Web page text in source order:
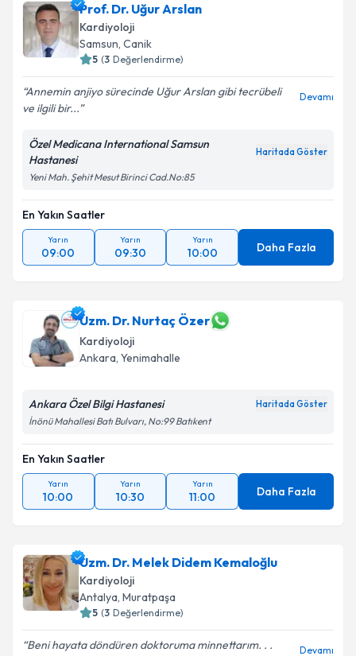
Prof. Dr. Uğur Arslan
Kardiyoloji
Samsun, Canik
5 (3 Değerlendirme)
Annemin anjiyo sürecinde Uğur Arslan gibi tecrübeli
ve ilgili bir...
Devamı
Özel Medicana International Samsun
Hastanesi
Haritada Göster
Yeni Mah. Şehit Mesut Birinci Cad.No:85
En Yakın Saatler
Yarın
09:00
Yarın
09:30
Yarın
10:00 Daha Fazla
Uzm. Dr. Nurtaç Özer
Kardiyoloji
Ankara, Yenimahalle
Ankara Özel Bilgi Hastanesi Haritada Göster
İnönü Mahallesi Batı Bulvarı, No:99 Batıkent
En Yakın Saatler
Yarın
10:00
Yarın
10:30
Yarın
11:00 Daha Fazla
Uzm. Dr. Melek Didem Kemaloğlu
Kardiyoloji
Antalya, Muratpaşa
5 (3 Değerlendirme)
Beni hayata döndüren doktoruma minnettarım. . .
Devamı